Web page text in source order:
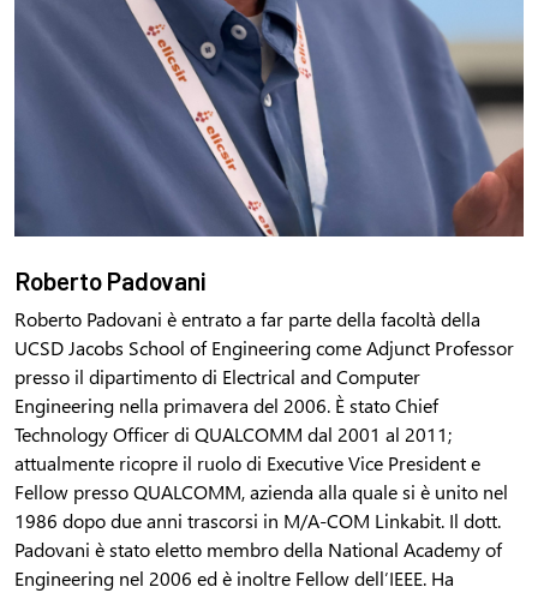
Roberto Padovani
Roberto Padovani è entrato a far parte della facoltà della
UCSD Jacobs School of Engineering come Adjunct Professor
presso il dipartimento di Electrical and Computer
Engineering nella primavera del 2006. È stato Chief
Technology Officer di QUALCOMM dal 2001 al 2011;
attualmente ricopre il ruolo di Executive Vice President e
Fellow presso QUALCOMM, azienda alla quale si è unito nel
1986 dopo due anni trascorsi in M/A-COM Linkabit. Il dott.
Padovani è stato eletto membro della National Academy of
Engineering nel 2006 ed è inoltre Fellow dell’IEEE. Ha